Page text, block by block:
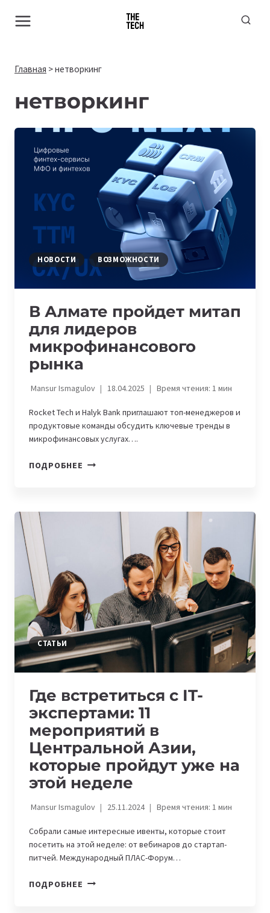
Главная >нетворкинг
нетворкинг
НОВОСТИ ВОЗМОЖНОСТИ
В Алмате пройдет митап
для лидеров
микрофинансового
рынка
Mansur Ismagulov 18.04.2025 Время чтения: 1мин
Rocket Tech и Halyk Bank приглашают топ-менеджеров и
продуктовые команды обсудить ключевые тренды в
микрофинансовых услугах….
ПОДРОБНЕЕ В
ЛИДЕРОВ
МИКРОФИНАНСОВОГО
СТАТЬИ
Где встретиться с IT-
экспертами: 11
мероприятий в
Центральной Азии,
которые пройдут уже на
этой неделе
Mansur Ismagulov 25.11.2024 Время чтения: 1мин
Собрали самые интересные ивенты, которые стоит
посетить на этой неделе: от вебинаров до стартап-
питчей. Международный ПЛАС-Форум…
ПОДРОБНЕЕ ГДЕ